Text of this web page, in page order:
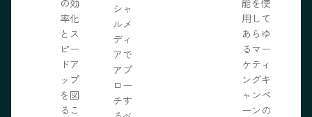
の効
率化
とス
ピー
ドア
ップ
を図
るこ
シャ
ルメ
ディ
アで
アプ
ロー
チす
能を使
用して
あらゆ
るマー
ケティ
ングキ
ャンペ
ーンの